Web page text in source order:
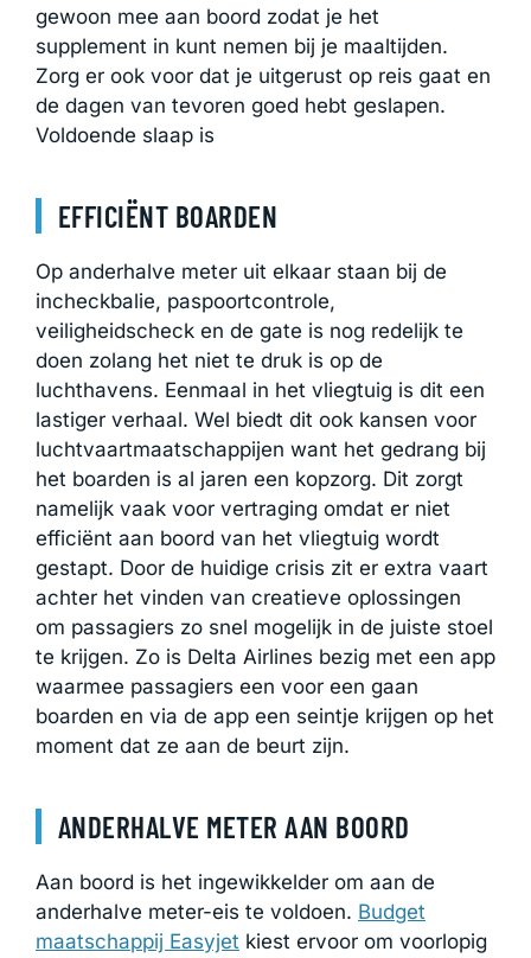
gewoon mee aan boord zodat je het
supplement in kunt nemen bij je maaltijden.
Zorg er ook voor dat je uitgerust op reis gaat en
de dagen van tevoren goed hebt geslapen.
Voldoende slaap is
EFFICIËNT BOARDEN
Op anderhalve meter uit elkaar staan bij de
incheckbalie, paspoortcontrole,
veiligheidscheck en de gate is nog redelijk te
doen zolang het niet te druk is op de
luchthavens. Eenmaal in het vliegtuig is dit een
lastiger verhaal. Wel biedt dit ook kansen voor
luchtvaartmaatschappijen want het gedrang bij
het boarden is al jaren een kopzorg. Dit zorgt
namelijk vaak voor vertraging omdat er niet
efficiënt aan boord van het vliegtuig wordt
gestapt. Door de huidige crisis zit er extra vaart
achter het vinden van creatieve oplossingen
om passagiers zo snel mogelijk in de juiste stoel
te krijgen. Zo is Delta Airlines bezig met een app
waarmee passagiers een voor een gaan
boarden en via de app een seintje krijgen op het
moment dat ze aan de beurt zijn.
ANDERHALVE METER AAN BOORD
Aan boord is het ingewikkelder om aan de
anderhalve meter-eis te voldoen. Budget
maatschappij Easyjet kiest ervoor om voorlopig